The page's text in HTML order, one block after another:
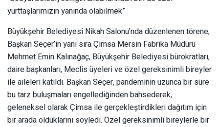
yurttaşlarımızın yanında olabilmek”
Büyükşehir Belediyesi Nikah Salonu’nda düzenlenen törene;
Başkan Seçer’in yanı sıra Çimsa Mersin Fabrika Müdürü
Mehmet Emin Kalınağaç, Büyükşehir Belediyesi bürokratları,
daire başkanları, Meclis üyeleri ve özel gereksinimli bireyler
ile aileleri katıldı. Başkan Seçer, pandeminin uzunca bir süre
bu tarz buluşmaları engellediğinden bahsederek,
geleneksel olarak Çimsa ile gerçekleştirdikleri dağıtım için
bir arada olduklarını söyledi. Özel gereksinimli bireylerle bir